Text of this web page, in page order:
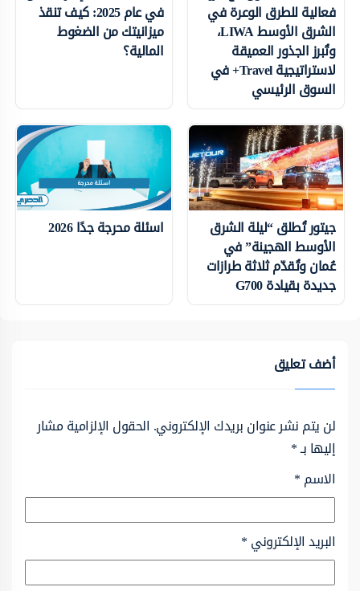
فعالية للطرق الوعرة في
الشرق الأوسط LIWA،
وتُبرز الجذور العميقة
لاستراتيجية Travel+ في
السوق الرئيسي
في عام 2025: كيف تنقذ
ميزانيتك من الضغوط
المالية؟
جيتور تُطلق “ليلة الشرق
الأوسط الهجينة” في
عُمان وتُقدّم ثلاثة طرازات
جديدة بقيادة G700
اسئلة محرجة جدًا 2026
أضف تعليق
لن يتم نشر عنوان بريدك الإلكتروني. الحقول الإلزامية مشار
إليها بـ*
الاسم*
البريد الإلكتروني*